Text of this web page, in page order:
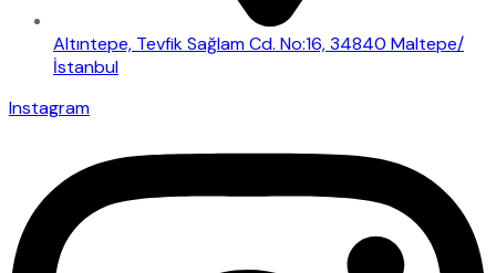
Altıntepe, Tevfik Sağlam Cd. No:16, 34840 Maltepe/
İstanbul
Instagram